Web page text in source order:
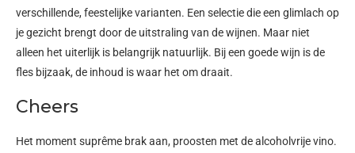
verschillende, feestelijke varianten. Een selectie die een glimlach op
je gezicht brengt door de uitstraling van de wijnen. Maar niet
alleen het uiterlijk is belangrijk natuurlijk. Bij een goede wijn is de
fles bijzaak, de inhoud is waar het om draait.
Cheers
Het moment suprême brak aan, proosten met de alcoholvrije vino.